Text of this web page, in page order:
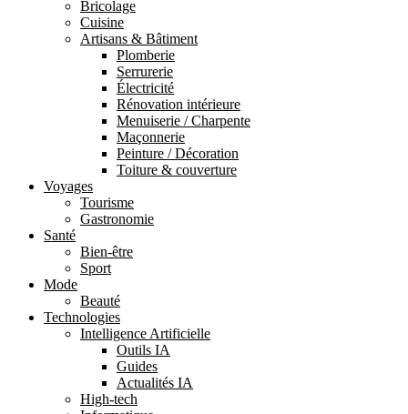
Bricolage
Cuisine
Artisans & Bâtiment
Plomberie
Serrurerie
Électricité
Rénovation intérieure
Menuiserie / Charpente
Maçonnerie
Peinture / Décoration
Toiture & couverture
Voyages
Tourisme
Gastronomie
Santé
Bien-être
Sport
Mode
Beauté
Technologies
Intelligence Artificielle
Outils IA
Guides
Actualités IA
High-tech